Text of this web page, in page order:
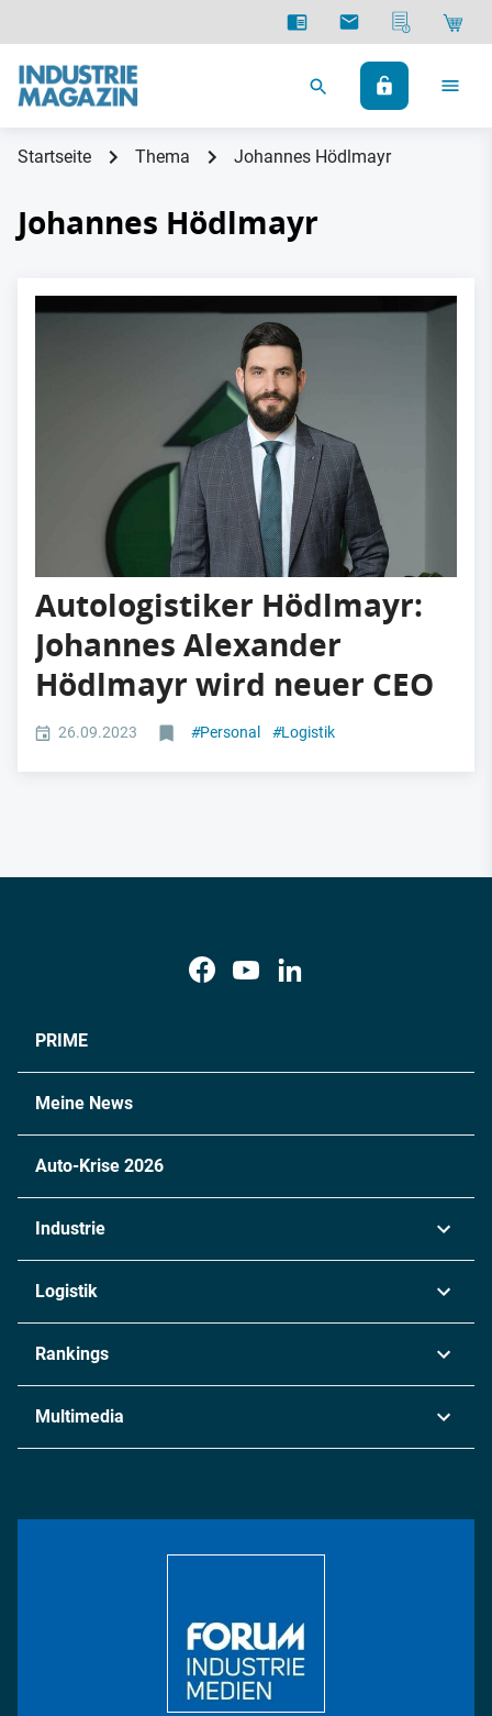
Startseite Thema Johannes Hödlmayr
Johannes Hödlmayr
Autologistiker Hödlmayr:
Johannes Alexander
Hödlmayr wird neuer CEO
26.09.2023 #Personal #Logistik
PRIME
Meine News
Auto-Krise 2026
Industrie
Chemie
Metall
Energie
Logistik
Rankings
Multimedia